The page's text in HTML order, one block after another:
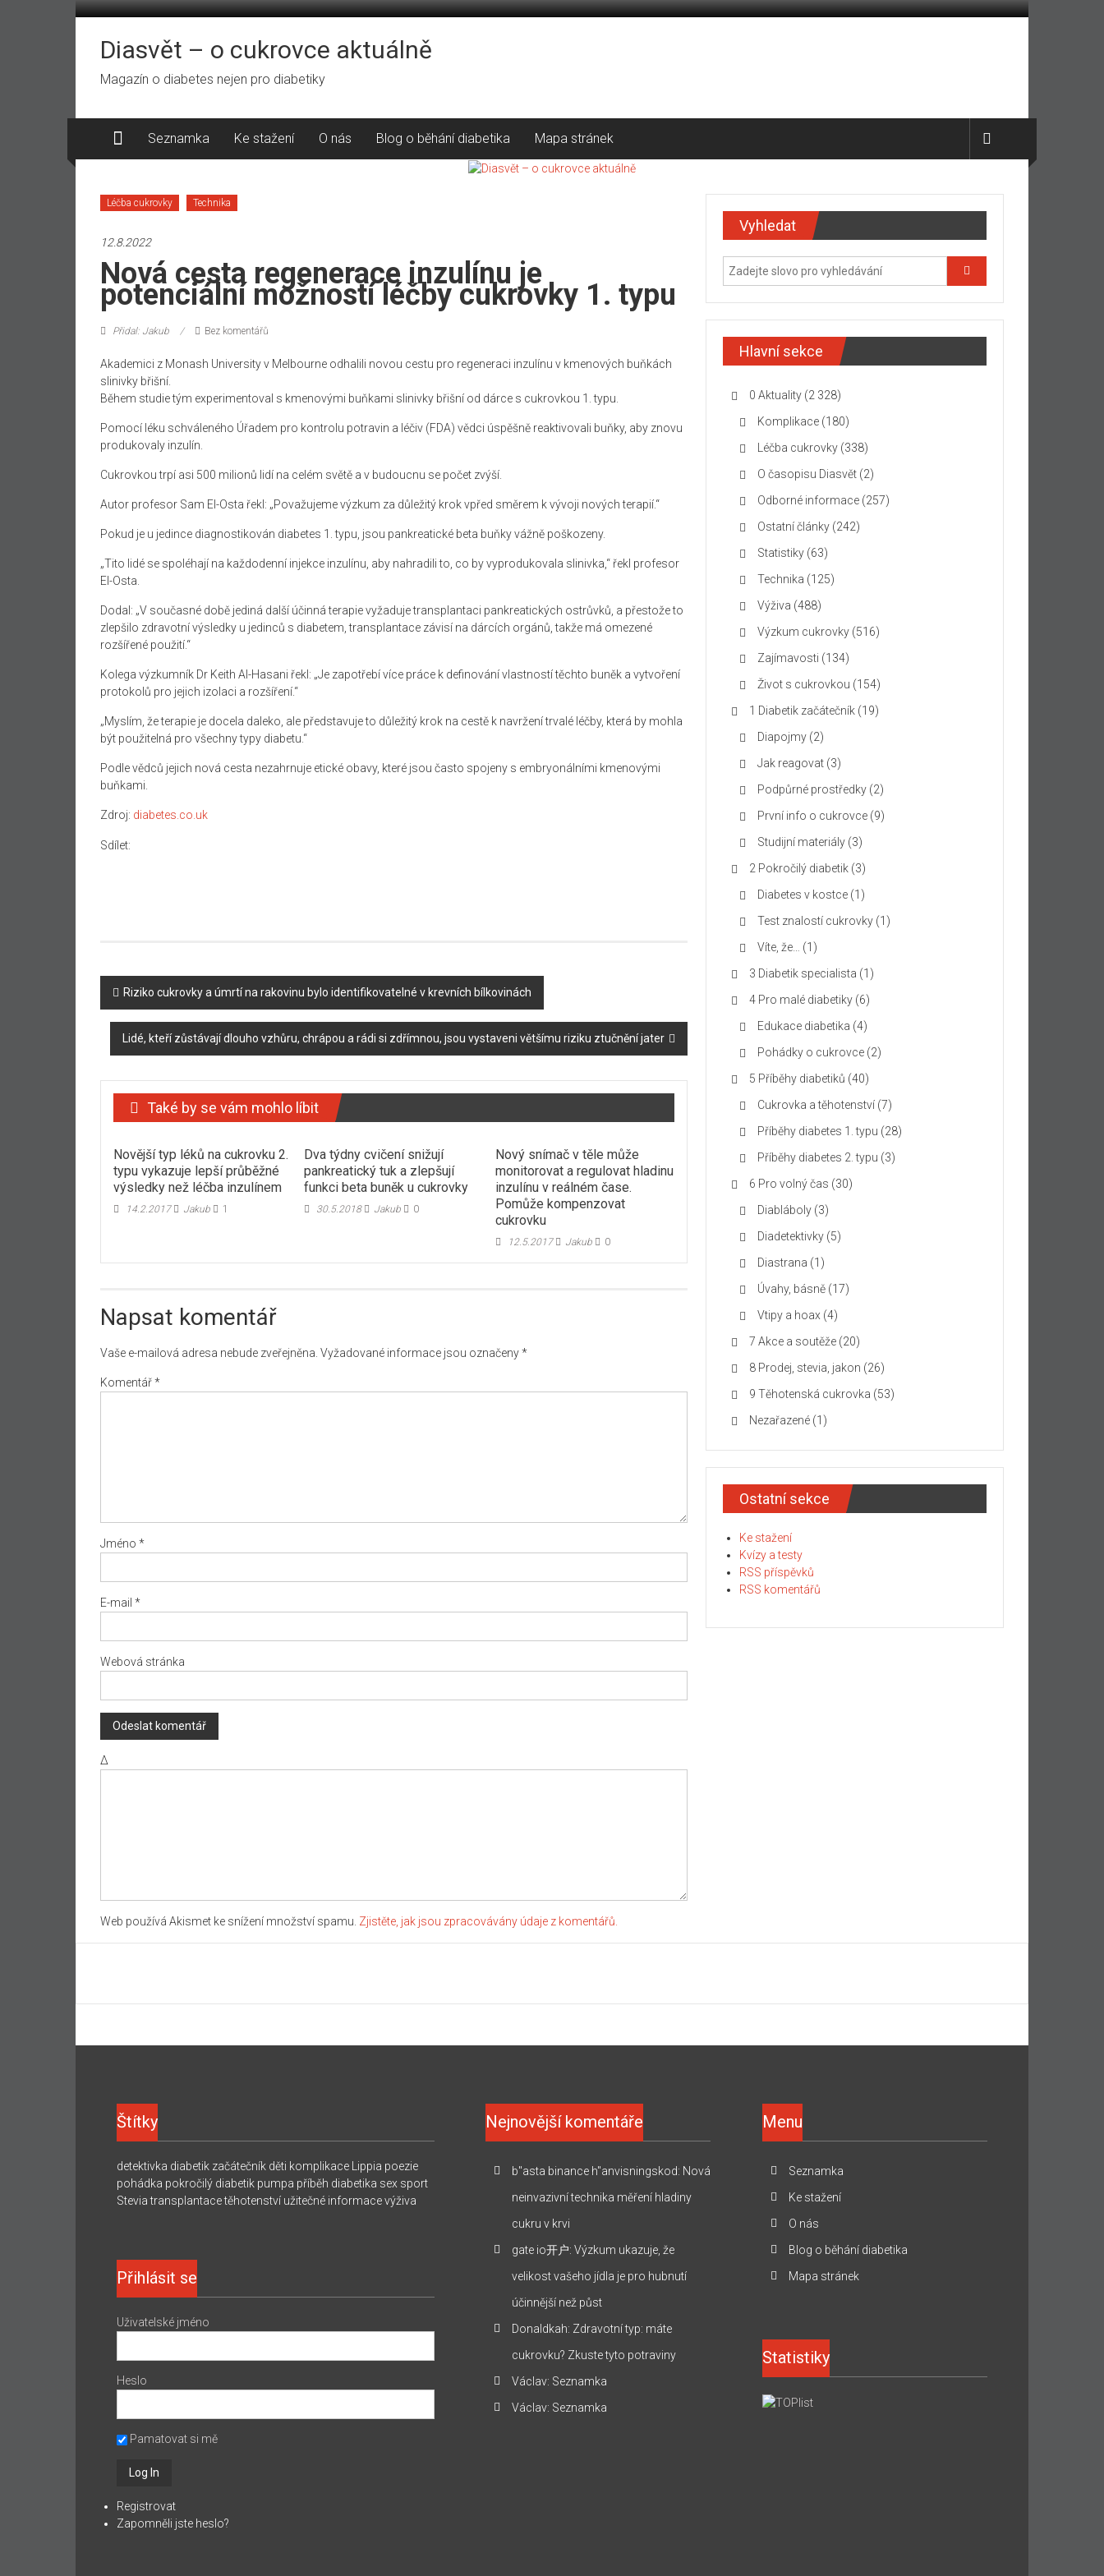
Přeskočit
obsahDiasvět – o cukrovce aktuálně
Magazín o diabetes nejen pro diabetiky
Seznamka Ke stažení O nás Blog o běhání diabetika Mapa stránek
Léčba cukrovky Technika
12.8.2022
Nová cesta regenerace inzulínu je
potenciální možností léčby cukrovky 1. typu
Přidal: Jakub Bez komentářů
Akademici z Monash University v Melbourne odhalili novou cestu pro regeneraci inzulínu v kmenových buňkách
slinivky břišní.
Během studie tým experimentoval s kmenovými buňkami slinivky břišní od dárce s cukrovkou 1. typu.
Pomocí léku schváleného Úřadem pro kontrolu potravin a léčiv (FDA) vědci úspěšně reaktivovali buňky, aby znovu
produkovaly inzulín.
Cukrovkou trpí asi 500 milionů lidí na celém světě a v budoucnu se počet zvýší.
Autor profesor Sam El-Osta řekl: „Považujeme výzkum za důležitý krok vpřed směrem k vývoji nových terapií.“
Pokud je u jedince diagnostikován diabetes 1. typu, jsou pankreatické beta buňky vážně poškozeny.
„Tito lidé se spoléhají na každodenní injekce inzulínu, aby nahradili to, co by vyprodukovala slinivka,“ řekl profesor
El-Osta.
Dodal: „V současné době jediná další účinná terapie vyžaduje transplantaci pankreatických ostrůvků, a přestože to
zlepšilo zdravotní výsledky u jedinců s diabetem, transplantace závisí na dárcích orgánů, takže má omezené
rozšířené použití.“
Kolega výzkumník Dr Keith Al-Hasani řekl: „Je zapotřebí více práce k definování vlastností těchto buněk a vytvoření
protokolů pro jejich izolaci a rozšíření.“
„Myslím, že terapie je docela daleko, ale představuje to důležitý krok na cestě k navržení trvalé léčby, která by mohla
být použitelná pro všechny typy diabetu.“
Podle vědců jejich nová cesta nezahrnuje etické obavy, které jsou často spojeny s embryonálními kmenovými
buňkami.
Zdroj: diabetes.co.uk
Sdílet:
Navigace
příspěvku
Riziko cukrovky a úmrtí na rakovinu bylo identifikovatelné v krevních bílkovinách
Lidé, kteří zůstávají dlouho vzhůru, chrápou a rádi si zdřímnou, jsou vystaveni většímu riziku ztučnění jater
Také by se vám mohlo líbit
Novější typ léků na cukrovku 2.
typu vykazuje lepší průběžné
výsledky než léčba inzulínem
14.2.2017 Jakub 1
Dva týdny cvičení snižují
pankreatický tuk a zlepšují
funkci beta buněk u cukrovky
30.5.2018 Jakub 0
Nový snímač v těle může
monitorovat a regulovat hladinu
inzulínu v reálném čase.
Pomůže kompenzovat
cukrovku
12.5.2017 Jakub 0
Napsat komentář
Vaše e-mailová adresa nebude zveřejněna. Vyžadované informace jsou označeny*
Komentář*
Jméno *
E-mail *
Webová stránka
Δ
Web používá Akismet ke snížení množství spamu. Zjistěte, jak jsou zpracovávány údaje z komentářů.
Vyhledat
Hlavní sekce
0 Aktuality (2 328)
Komplikace (180)
Léčba cukrovky (338)
O časopisu Diasvět (2)
Odborné informace (257)
Ostatní články (242)
Statistiky (63)
Technika (125)
Výživa (488)
Výzkum cukrovky (516)
Zajímavosti (134)
Život s cukrovkou (154)
1 Diabetik začátečník (19)
Diapojmy (2)
Jak reagovat (3)
Podpůrné prostředky (2)
První info o cukrovce (9)
Studijní materiály (3)
2 Pokročilý diabetik (3)
Diabetes v kostce (1)
Test znalostí cukrovky (1)
Víte, že…
(1)
3 Diabetik specialista (1)
4 Pro malé diabetiky (6)
Edukace diabetika (4)
Pohádky o cukrovce (2)
5 Příběhy diabetiků (40)
Cukrovka a těhotenství (7)
Příběhy diabetes 1. typu (28)
Příběhy diabetes 2. typu (3)
6 Pro volný čas (30)
Diabláboly (3)
Diadetektivky (5)
Diastrana (1)
Úvahy, básně (17)
Vtipy a hoax (4)
7 Akce a soutěže (20)
8 Prodej, stevia, jakon (26)
9 Těhotenská cukrovka (53)
Nezařazené (1)
Ostatní sekce
Ke stažení
Kvízy a testy
RSS příspěvků
RSS komentářů
Štítky
detektivka diabetik začátečník děti komplikace Lippia poezie
pohádka pokročilý diabetik pumpa příběh diabetika sex sport
Stevia transplantace těhotenství užitečné informace výživa
Přihlásit se
Uživatelské jméno
Heslo
Pamatovat si mě
Registrovat
Zapomněli jste heslo?
Nejnovější komentáře
b"asta binance h"anvisningskod: Nová
neinvazivní technika měření hladiny
cukru v krvi
gate io开户:Výzkum ukazuje, že
velikost vašeho jídla je pro hubnutí
účinnější než půst
Donaldkah: Zdravotní typ: máte
cukrovku? Zkuste tyto potraviny
Václav: Seznamka
Václav: Seznamka
Menu
Seznamka
Ke stažení
O nás
Blog o běhání diabetika
Mapa stránek
Statistiky